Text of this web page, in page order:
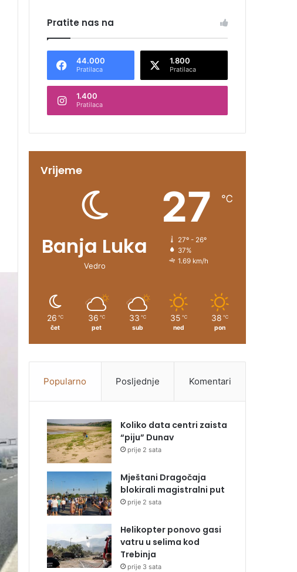
Pratite nas na
44.000
Pratilaca
1.800
Pratilaca
1.400
Pratilaca
Vrijeme
Banja Luka
Vedro
27 ℃
27º - 26º
37%
1.69 km/h
26 ℃
čet
36 ℃
pet
33 ℃
sub
35 ℃
ned
38 ℃
pon
Popularno Posljednje Komentari
Koliko data centri zaista
“piju” Dunav
prije 2 sata
Mještani Dragočaja
blokirali magistralni put
prije 2 sata
Helikopter ponovo gasi
vatru u selima kod
Trebinja
prije 3 sata